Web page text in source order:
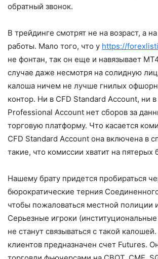
обратный звонок.
В трейдинге смотрят не на возраст, а
работы. Мало того, что у https://
не фонтан, так он еще и навязывает
случае даже несмотря на солидную
калоша ничем не лучше гнилых
контор. Ни в CFD Standard Account, ни в
Professional Account нет сборов за
торговую платформу. Что касается
CFD Standard Account она включена в
такие, что комиссии хватит на пятерых
Нашему брату придется пробираться
бюрократические терния
чтобы пожаловаться местной полиции
Серьезные игроки
не станут связываться с такой
клиентов предназначен счет Futures.